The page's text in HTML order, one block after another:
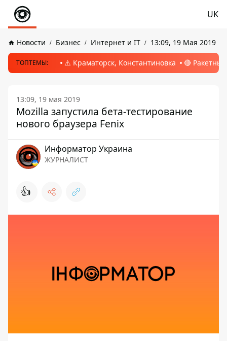
UK
Новости Бизнес Интернет и IT 13:09, 19 Мая 2019
ТОПТЕМЫ: ⚠️ Краматорск, Константиновка 🔴
13:09, 19 мая 2019
Mozilla запустила бета-тестирование
нового браузера Fenix
Информатор Украина
ЖУРНАЛИСТ
👍